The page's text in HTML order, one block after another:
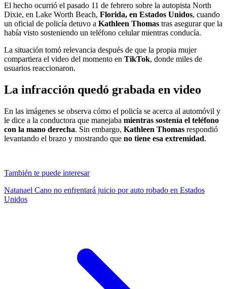
El hecho ocurrió el pasado 11 de febrero sobre la autopista North
Dixie, en Lake Worth Beach, Florida, en Estados Unidos, cuando
un oficial de policía detuvo a Kathleen Thomas tras asegurar que la
había visto sosteniendo un teléfono celular mientras conducía.
La situación tomó relevancia después de que la propia mujer
compartiera el video del momento en TikTok, donde miles de
usuarios reaccionaron.
La infracción quedó grabada en video
En las imágenes se observa cómo el policía se acerca al automóvil y
le dice a la conductora que manejaba mientras sostenía el teléfono
con la mano derecha. Sin embargo, Kathleen Thomas respondió
levantando el brazo y mostrando que no tiene esa extremidad.
También te puede interesar
Natanael Cano no enfrentará juicio por auto robado en Estados
Unidos